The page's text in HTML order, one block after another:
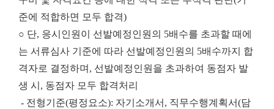
준에 적합하면 모두 합격)
○ 단, 응시인원이 선발예정인원의 5배수를 초과할 때에
는 서류심사 기준에 따라 선발예정인원의 5배수까지 합
격자로 결정하며, 선발예정인원을 초과하여 동점자 발
생 시, 동점자 모두 합격처리
- 전형기준(평정요소): 자기소개서, 직무수행계획서(담